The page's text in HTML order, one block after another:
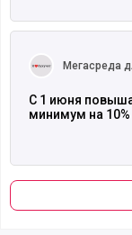
Мегасреда
С 1 июня
минимум на 10%